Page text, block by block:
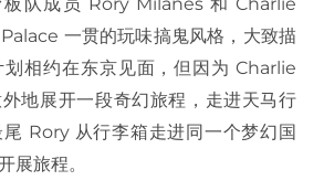
一贯的玩味搞鬼风格，大致描
相约在东京见面，但因为 Charlie
地展开一段奇幻旅程，走进天马行
Rory 从行李箱走进同一个梦幻国
展旅程。